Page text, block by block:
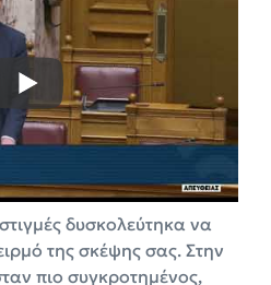
δυσκολεύτηκα να
της σκέψης σας. Στην
πιο συγκροτημένος,